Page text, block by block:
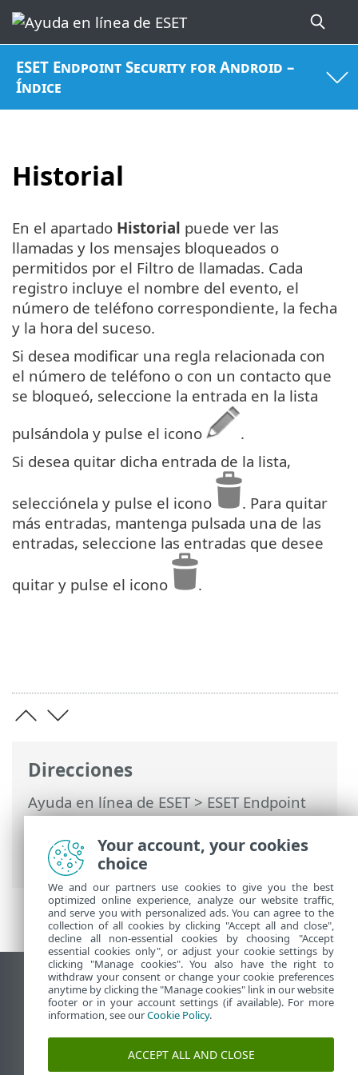
ESET Endpoint Security for Android –
Índice
Historial
Direcciones
Ayuda en línea de ESET>ESET Endpoint
Security for Android>Usar ESET
Endpoint Security for Android >Filtro de
llamadas
> Historial
En el apartado Historial puede ver las
llamadas y los mensajes bloqueados o
permitidos por el Filtro de llamadas. Cada
registro incluye el nombre del evento, el
número de teléfono correspondiente, la fecha
y la hora del suceso.
Si desea modificar una regla relacionada con
el número de teléfono o con un contacto que
se bloqueó, seleccione la entrada en la lista
pulsándola y pulse el icono
.
Si desea quitar dicha entrada de la lista,
selecciónela y pulse el icono
. Para quitar
más entradas, mantenga pulsada una de las
entradas, seleccione las entradas que desee
quitar y pulse el icono .
Ver sitio para ordenador
End of Life
Base de conocimiento de ESET
Foro de ESET
ESET Status Portal
Your account, your cookies
choice
We and our partners use cookies to give you the best
optimized online experience, analyze our website traffic,
and serve you with personalized ads. You can agree to the
collection of all cookies by clicking "Accept all and close",
decline all non-essential cookies by choosing "Accept
essential cookies only", or adjust your cookie settings by
clicking "Manage cookies". You also have the right to
withdraw your consent or change your cookie preferences
anytime by clicking the "Manage cookies" link in our website
footer or in your account settings (if available). For more
information, see ourCookie Policy.
ACCEPT ALL AND CLOSE